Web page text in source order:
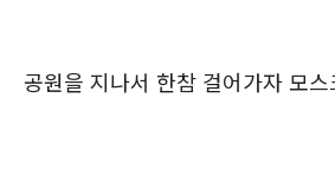
공원을 지나서 한참 걸어가자 모